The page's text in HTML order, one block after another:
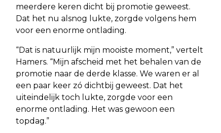
meerdere keren dicht bij promotie geweest.
Dat het nu alsnog lukte, zorgde volgens hem
voor een enorme ontlading.
“Dat is natuurlijk mijn mooiste moment,” vertelt
Hamers. “Mijn afscheid met het behalen van de
promotie naar de derde klasse. We waren er al
een paar keer zó dichtbij geweest. Dat het
uiteindelijk toch lukte, zorgde voor een
enorme ontlading. Het was gewoon een
topdag.”